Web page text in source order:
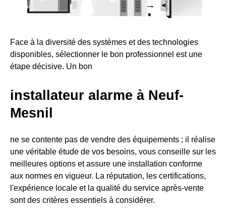
Face à la diversité des systèmes et des technologies
disponibles, sélectionner le bon professionnel est une
étape décisive. Un bon
installateur alarme à Neuf-
Mesnil
ne se contente pas de vendre des équipements ; il réalise
une véritable étude de vos besoins, vous conseille sur les
meilleures options et assure une installation conforme
aux normes en vigueur. La réputation, les certifications,
l'expérience locale et la qualité du service après-vente
sont des critères essentiels à considérer.